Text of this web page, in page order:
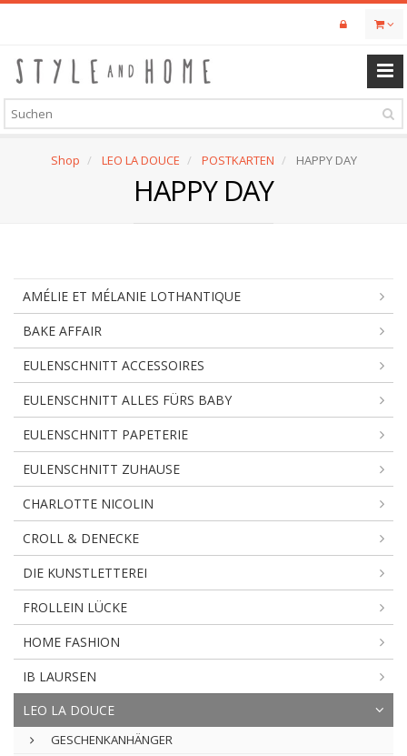
Skip
content
Shop LEO LA DOUCE POSTKARTEN HAPPY DAY
HAPPY DAY
AMÉLIE ET MÉLANIE LOTHANTIQUE
BAKE AFFAIR
EULENSCHNITT ACCESSOIRES
EULENSCHNITT ALLES FÜRS BABY
EULENSCHNITT PAPETERIE
EULENSCHNITT ZUHAUSE
CHARLOTTE NICOLIN
CROLL & DENECKE
DIE KUNSTLETTEREI
FROLLEIN LÜCKE
HOME FASHION
IB LAURSEN
LEO LA DOUCE
GESCHENKANHÄNGER